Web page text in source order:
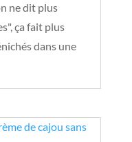
ne dit plus
ça fait plus
dans une